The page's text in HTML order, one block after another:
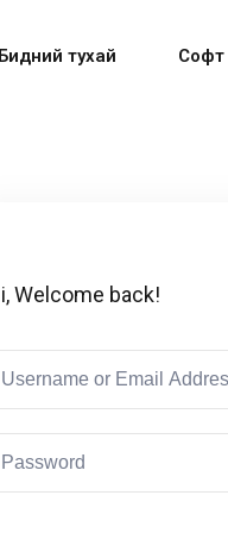
тухай Софт
Welcome back!
Don’t